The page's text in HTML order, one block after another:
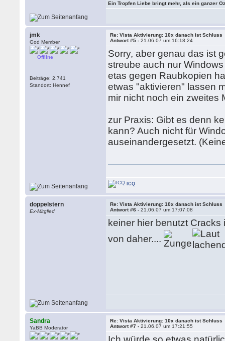
Ein Tropfen Liebe bringt mehr, als ein ganzer
jmk
God Member
Offline
Beiträge: 2.741
Standort: Hennef
Re: Vista Aktivierung: 10x danach ist Schluss
Antwort #5 -21.06.07 um 16:18:24
Sorry, aber genau das ist
streube auch nur
etas gegen Raubkopien
etwas "aktivieren" lassen
mir nicht noch ein zweites
zur Praxis: Gibt es denn
kann? Auch nicht für
auseinandergesetzt.
ICQ
doppelstern
Ex-Mitglied
Re: Vista Aktivierung: 10x danach ist Schluss
Antwort #6 -21.06.07 um 17:07:08
keiner hier benutzt Cracks
von daher....
Sandra
YaBB Moderator
Re: Vista Aktivierung: 10x danach ist Schluss
Antwort #7 -21.06.07 um 17:21:55